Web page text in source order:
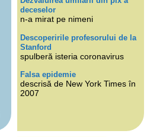
deceselor
n-a mirat pe nimeni
Descoperirile profesorului de la
Stanford
spulberă isteria coronavirus
Falsa epidemie
descrisă de New York Times în
2007